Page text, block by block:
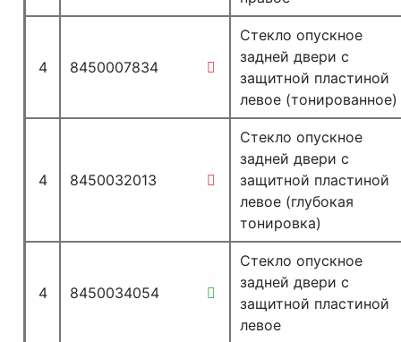
4 8450007834
Стекло опускное
задней двери с
защитной пластиной
левое (тонированное)
4 8450032013
Стекло опускное
задней двери с
защитной пластиной
левое (глубокая
тонировка)
4 8450034054
Стекло опускное
задней двери с
защитной пластиной
левое